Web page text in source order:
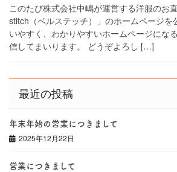
このたび株式会社中嶋が運営する洋服のお
stitch（ベルステッチ）」のホームページを
いやすく、わかりやすいホームページにな
信してまいります。 どうぞよろし […]
最近の投稿
年末年始の営業につきまして
2025年12月22日
営業につきまして